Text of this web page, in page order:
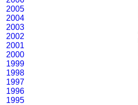
2005
2004
2003
2002
2001
2000
1999
1998
1997
1996
1995